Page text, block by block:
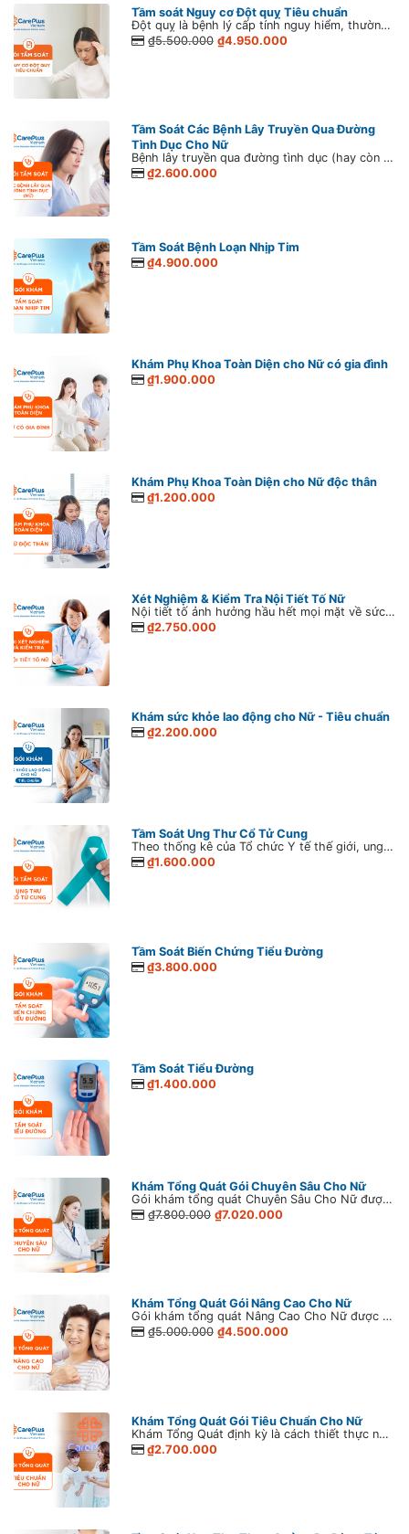
Tầm soát Nguy cơ Đột quỵ Tiêu chuẩn
Đột quỵ là bệnh lý cấp tính nguy hiểm, thường xảy ra đột ngột, có tỉ lệ tử vong cao nếu không phát hiện sớm và điều trị kịp thời. Đáng lo ngại, đột quỵ đang có dấu hiệu ngày càng trẻ hóa, gia tăng mạnh từ 40 – 45 tuổi hay thậm chí xuất hiện cả ở tuổi 20.
₫5.500.000 ₫4.950.000
Tầm Soát Các Bệnh Lây Truyền Qua Đường
Tình Dục Cho Nữ
Bệnh lây truyền qua đường tình dục (hay còn gọi là bệnh xã hội) là một nhóm bệnh lây truyền từ người này qua người khác thông qua các hoạt động quan hệ tình dục, gồm hình thức quan hệ qua ngả âm đạo, miệng hoặc hậu môn. Bệnh lây truyền qua đường tình dục không phải lúc nào cũng biểu hiện triệu chứng hoặc có thể chỉ có triệu chứng nhẹ. Do đó, có nhiều người mắc bệnh mà không biết là mình có bệnh. Đó là lý do tại sao nên tầm soát nhóm bệnh lý này ở người đã quan hệ tình dục và có nguy cơ.
₫2.600.000
Tầm Soát Bệnh Loạn Nhịp Tim
₫4.900.000
Khám Phụ Khoa Toàn Diện cho Nữ có gia đình
₫1.900.000
Khám Phụ Khoa Toàn Diện cho Nữ độc thân
₫1.200.000
Xét Nghiệm & Kiểm Tra Nội Tiết Tố Nữ
Nội tiết tố ảnh hưởng hầu hết mọi mặt về sức khỏe, sắc đẹp và tinh thần của phụ nữ. Chính vì vậy, những rối loạn nội tiết tố dù trong thời gian ngắn cũng nên được chú ý đúng mức.
₫2.750.000
Khám sức khỏe lao động cho Nữ - Tiêu chuẩn
₫2.200.000
Tầm Soát Ung Thư Cổ Tử Cung
Theo thống kê của Tổ chức Y tế thế giới, ung thư cổ tử cung là một trong những loại bệnh ung thư phổ biến hàng đầu ở phụ nữ Việt Nam. Theo đó, mỗi năm Việt Nam lại có khoảng 6.000 phụ nữ phát hiện bệnh và hơn ½ số đó tử vong. Hơn thế nữa, con số phụ nữ mắc bệnh ung thư cổ tử cung đang ngày càng cao do sự ô nhiễm từ môi trường, thức ăn và lối sống thiếu lành mạnh. Tuy nhiên, nếu nhận biết sớm dấu hiệu ung thư cổ tử cung, bệnh có thể chữa khỏi ở giai đoạn đầu.
₫1.600.000
Tầm Soát Biến Chứng Tiểu Đường
₫3.800.000
Tầm Soát Tiểu Đường
₫1.400.000
Khám Tổng Quát Gói Chuyên Sâu Cho Nữ
Gói khám tổng quát Chuyên Sâu Cho Nữ được bổ sung thêm các hạng mục khám tim mạch, tìm vi khuẩn H.Pylori, xét nghiệm viêm gan siêu vi C, xét nghiệm tìm máu ẩn trong phân, tầm soát ung thư gan, tầm soát ung thư đại tràng, tầm soát ung thư buồng trứng.
₫7.800.000 ₫7.020.000
Khám Tổng Quát Gói Nâng Cao Cho Nữ
Gói khám tổng quát Nâng Cao Cho Nữ được bổ sung thêm các hạng mục Tầm soát ung thư cổ tử cung (Liquid - Based Pap - PathTezt), xét nghiệm viêm gan siêu vi B, siêu âm tuyến giáp cùng các hạng mục khám chuyên sâu khác.
₫5.000.000 ₫4.500.000
Khám Tổng Quát Gói Tiêu Chuẩn Cho Nữ
Khám Tổng Quát định kỳ là cách thiết thực nhất để bảo vệ sức khỏe bản thân! Khám Tổng Quát định kỳ được khuyến khích mỗi năm một lần với người từ 16 tuổi trở lên đến dưới 50 tuổi có sức khỏe bình thường và 06 tháng một lần với người trên 50 tuổi.
₫2.700.000